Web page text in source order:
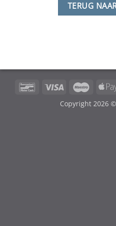
TERUG
BancontactVisa
Copyright 2026 ©